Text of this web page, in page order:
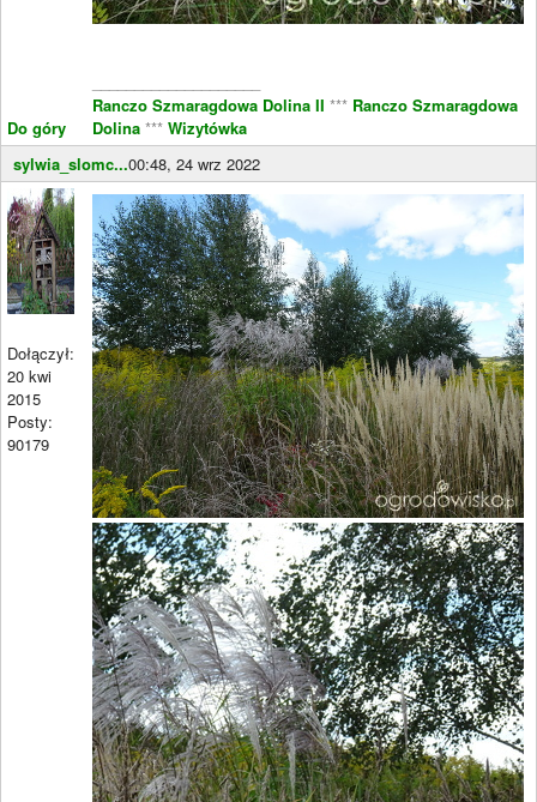
Do góry
Ranczo Szmaragdowa Dolina II *** Ranczo Szmaragdowa
Dolina *** Wizytówka
sylwia_slomc...00:48, 24 wrz 2022
Dołączył:
20 kwi
2015
Posty:
90179